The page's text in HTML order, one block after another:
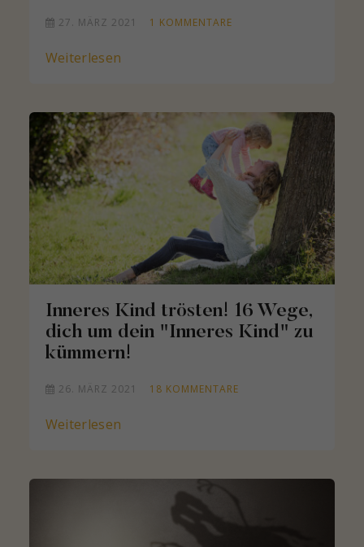
27. MÄRZ 2021 1 KOMMENTARE
Weiterlesen
Inneres Kind trösten! 16 Wege,
dich um dein "Inneres Kind" zu
kümmern!
26. MÄRZ 2021 18 KOMMENTARE
Weiterlesen